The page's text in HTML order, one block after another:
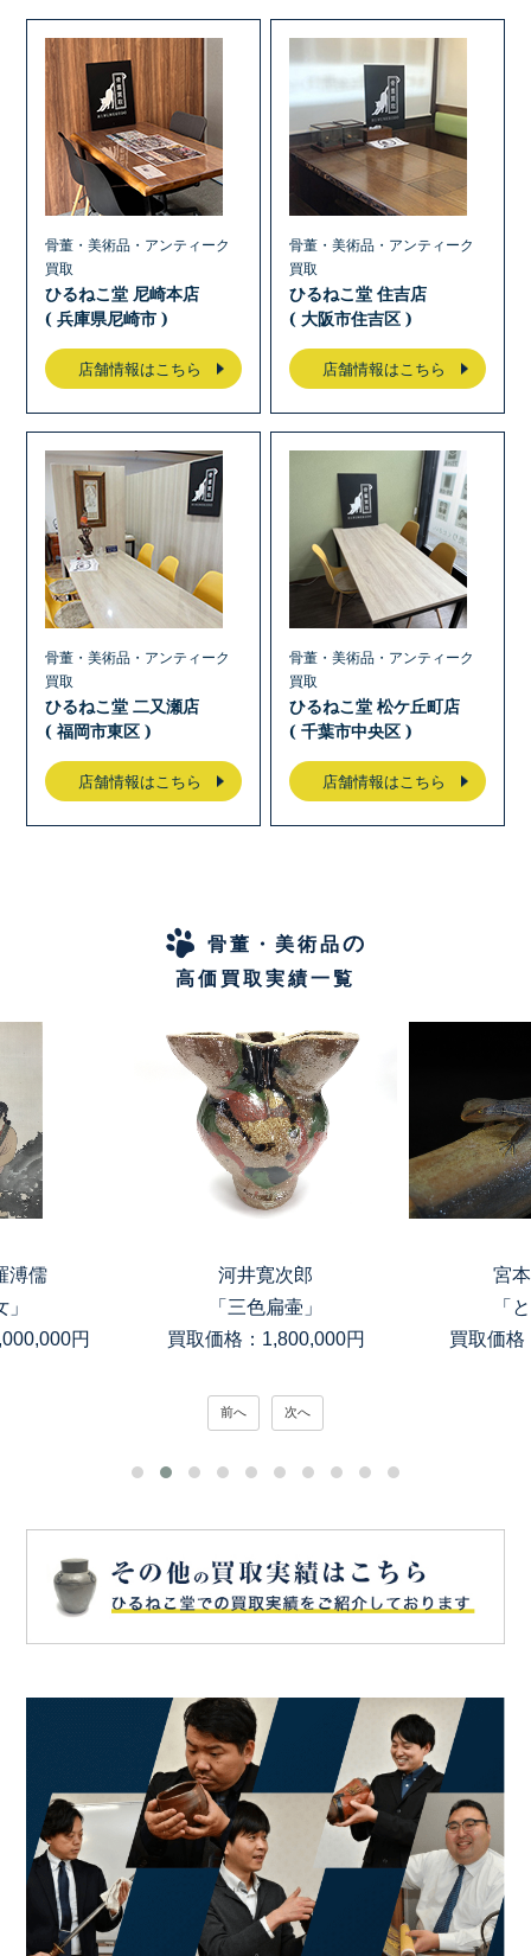
骨董・美術品・アンティーク
買取
ひるねこ堂 尼崎本店
( 兵庫県尼崎市 )
店舗情報はこちら
骨董・美術品・アンティーク
買取
ひるねこ堂 住吉店
( 大阪市住吉区 )
店舗情報はこちら
骨董・美術品・アンティーク
買取
ひるねこ堂 二又瀬店
( 福岡市東区 )
店舗情報はこちら
骨董・美術品・アンティーク
買取
ひるねこ堂 松ケ丘町店
( 千葉市中央区 )
店舗情報はこちら
骨董・美術品の
高価買取実績一覧
溥儒
円
河井寛次郎
「三色扁壷」
買取価格：1,800,000円
宮
「
買取価格
前へ 次へ